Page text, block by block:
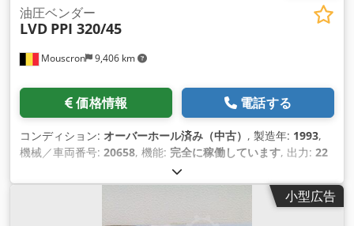
Mouscron 9,406 km
油圧ベンダー
LVD PPI 320/45
価格情報 電話する
コンディション: オーバーホール済み（中古） , 製造年: 1993,
機械／車両番号: 20658, 機能: 完全に稼働しています, 出力: 22
, 入力電圧:
力周波数:50 ヘルツ, 入力電流の種類:三相, 加圧力:320 t, スト
70 mm/s,
小型広告